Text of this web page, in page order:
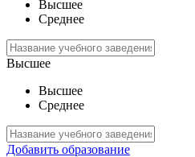
Высшее
Среднее
Высшее
Высшее
Среднее
Добавить образование